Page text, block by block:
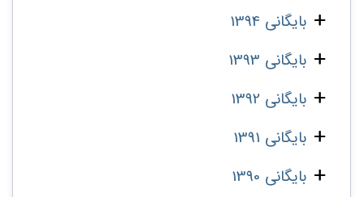
بایگانی 1394
بایگانی 1393
بایگانی 1392
بایگانی 1391
بایگانی 1390